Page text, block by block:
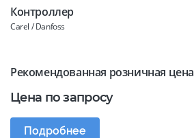
Контроллер
Carel / Danfoss
Рекомендованная розничная цена
Цена по запросу
Подробнее